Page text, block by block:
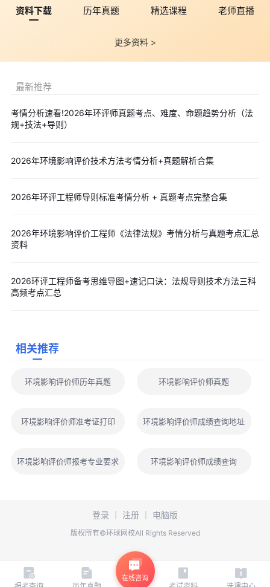
(日平均质量浓度)。长期浓度指某污染物的评价时段大于等于1个月
【速记：基本污染物→环境质量公告/报告-连续1年监测数据-
近3年历史监测数据-补充监测】
【速记：长期取平均;补充取最大;多点位先均后大】
染源监测数据应采用满负荷工况下的监测数据或者换算至满负荷工
点击下载完整版
1.水处理措施
点击下载完整版>>>2026年环境影响评价师《环境影响评价
点击免费下载>>>2026年度环境影响评价工程师职业资格考
点击查看/下载>>>环境影响评价师历年真题及答案解析
>>>中华人民共和国生态环境法典(2026年3月
12日)
资料下载 历年真题 精选课程 老师直播
更多资料 >
最新推荐
考情分析速看!2026年环评师真题考点、难度、命题趋势分析（法
规+技法+导则）
2026年环境影响评价技术方法考情分析+真题解析合集
2026年环评工程师导则标准考情分析 + 真题考点完整合集
2026年环境影响评价工程师《法律法规》考情分析与真题考点汇总
资料
2026环评工程师备考思维导图+速记口诀：法规导则技术方法三科
高频考点汇总
相关推荐
环境影响评价师历年真题 环境影响评价师真题
环境影响评价师准考证打印 环境影响评价师成绩查询地址
环境影响评价师报考专业要求 环境影响评价师成绩查询
登录 注册 电脑版
版权所有©环球网校All Rights Reserved
在线咨询